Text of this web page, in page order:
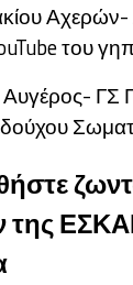
του
Αυγέρος-